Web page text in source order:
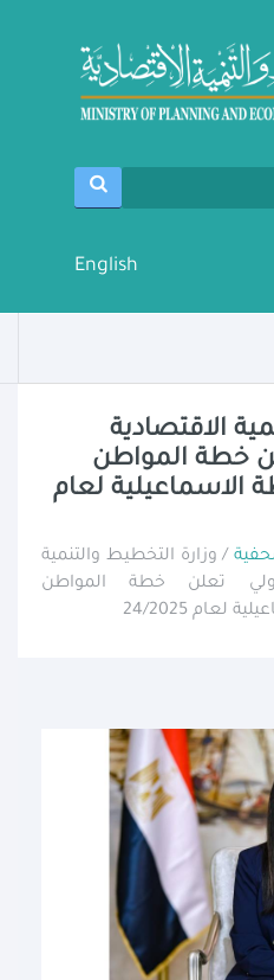
English
الاقتصادية
خطة المواطن
الاسماعيلية لعام
/ وزارة التخطيط والتنمية
تعلن خطة المواطن
24/2025